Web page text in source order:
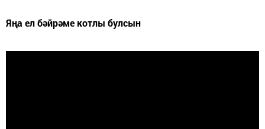
Яңа ел бәйрәме котлы булсын